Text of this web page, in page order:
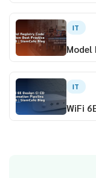
IT
Model
IT
WiFi